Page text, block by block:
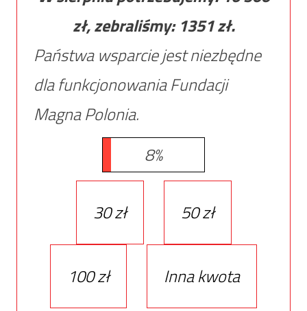
zł, zebraliśmy: 1351zł.
Państwa wsparcie jest niezbędne
dla funkcjonowania Fundacji
Magna Polonia.
8%
30 zł 50 zł
100 zł
Inna kwota